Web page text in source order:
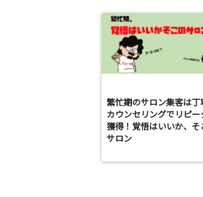
繁忙期のサロン集客は丁
カウンセリングでリピー
獲得！覚悟はいいか、そ
サロン